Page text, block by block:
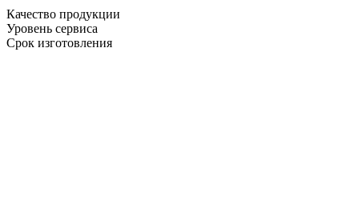
Качество продукции
Уровень сервиса
Срок изготовления